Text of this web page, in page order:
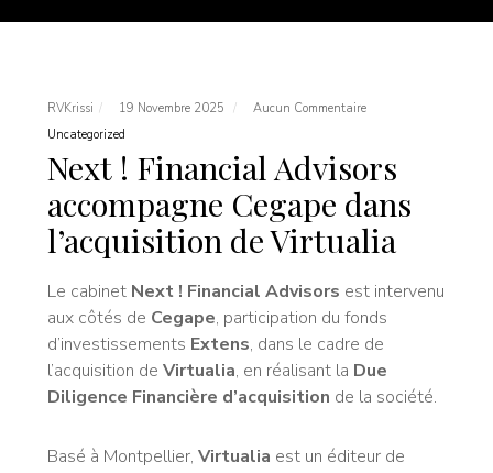
RVKrissi 19 Novembre 2025
Aucun Commentaire
Uncategorized
Next ! Financial Advisors
accompagne Cegape dans
l’acquisition de Virtualia
Le cabinet Next ! Financial Advisors est intervenu
aux côtés de Cegape, participation du fonds
d’investissements Extens, dans le cadre de
l’acquisition de Virtualia, en réalisant la Due
Diligence Financière d’acquisition de la société.
Basé à Montpellier, Virtualia est un éditeur de